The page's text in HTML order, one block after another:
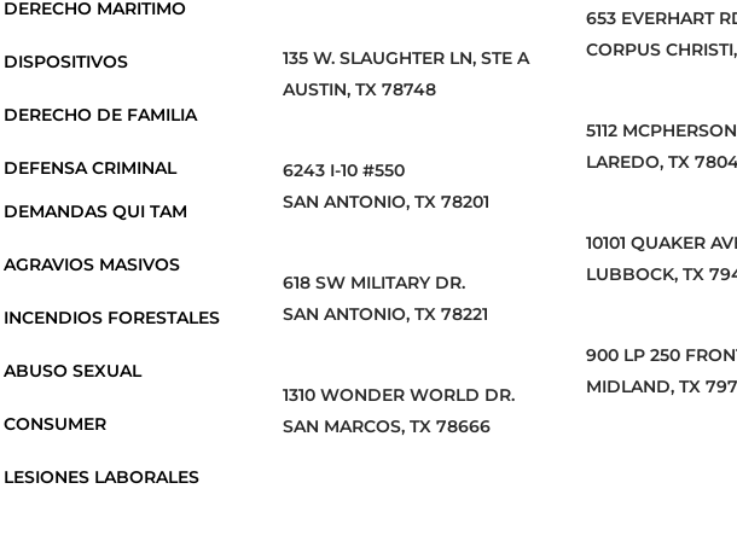
DERECHO MARITIMO
DISPOSITIVOS
DERECHO DE FAMILIA
DEFENSA CRIMINAL
DEMANDAS QUI TAM
AGRAVIOS MASIVOS
INCENDIOS FORESTALES
ABUSO SEXUAL
CONSUMER
LESIONES LABORALES
135 W. SLAUGHTER LN, STE A
AUSTIN, TX 78748
6243 I-10 #550
SAN ANTONIO, TX 78201
618 SW MILITARY DR.
SAN ANTONIO, TX 78221
1310 WONDER WORLD DR.
SAN MARCOS, TX 78666
653 EVERHART
CORPUS
5112
LAREDO, TX
10101 QUAKER
LUBBOCK, TX
900 LP 250
MIDLAND, TX